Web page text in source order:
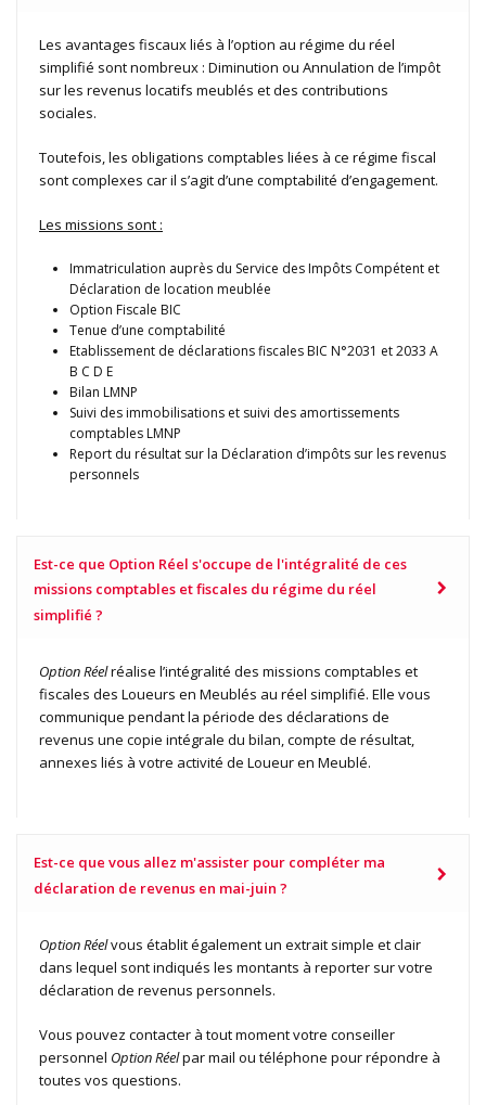
Les avantages fiscaux liés à l’option au régime du réel
simplifié sont nombreux : Diminution ou Annulation de l’impôt
sur les revenus locatifs meublés et des contributions
sociales.
Toutefois, les obligations comptables liées à ce régime fiscal
sont complexes car il s’agit d’une comptabilité d’engagement.
Les missions sont :
Immatriculation auprès du Service des Impôts Compétent et
Déclaration de location meublée
Option Fiscale BIC
Tenue d’une comptabilité
Etablissement de déclarations fiscales BIC N°2031 et 2033 A
B C D E
Bilan LMNP
Suivi des immobilisations et suivi des amortissements
comptables LMNP
Report du résultat sur la Déclaration d’impôts sur les revenus
personnels
Est-ce que Option Réel s'occupe de l'intégralité de ces
missions comptables et fiscales du régime du réel
simplifié ?
Option Réelréalise l’intégralité des missions comptables et
fiscales des Loueurs en Meublés au réel simplifié. Elle vous
communique pendant la période des déclarations de
revenus une copie intégrale du bilan, compte de résultat,
annexes liés à votre activité de Loueur en Meublé.
Est-ce que vous allez m'assister pour compléter ma
déclaration de revenus en mai-juin ?
Option Réelvous établit également un extrait simple et clair
dans lequel sont indiqués les montants à reporter sur votre
déclaration de revenus personnels.
Vous pouvez contacter à tout moment votre conseiller
personnel Option Réelpar mail ou téléphone pour répondre à
toutes vos questions.